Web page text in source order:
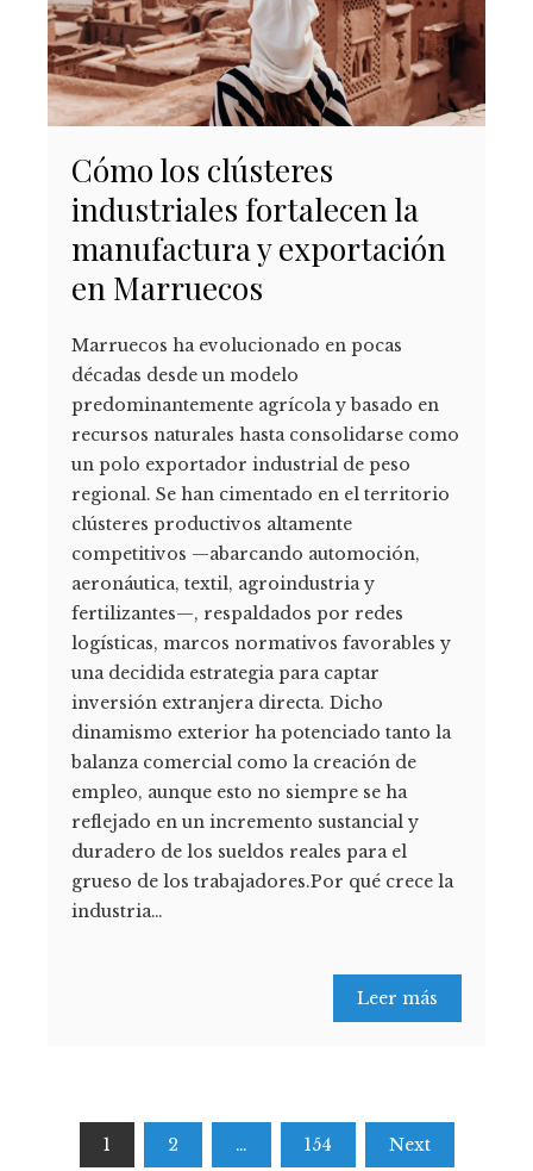
Cómo los clústeres
industriales fortalecen la
manufactura y exportación
en Marruecos
Marruecos ha evolucionado en pocas
décadas desde un modelo
predominantemente agrícola y basado en
recursos naturales hasta consolidarse como
un polo exportador industrial de peso
regional. Se han cimentado en el territorio
clústeres productivos altamente
competitivos —abarcando automoción,
aeronáutica, textil, agroindustria y
fertilizantes—, respaldados por redes
logísticas, marcos normativos favorables y
una decidida estrategia para captar
inversión extranjera directa. Dicho
dinamismo exterior ha potenciado tanto la
balanza comercial como la creación de
empleo, aunque esto no siempre se ha
reflejado en un incremento sustancial y
duradero de los sueldos reales para el
grueso de los trabajadores.Por qué crece la
industria…
Leer más
Paginación
1 2 … 154 Next